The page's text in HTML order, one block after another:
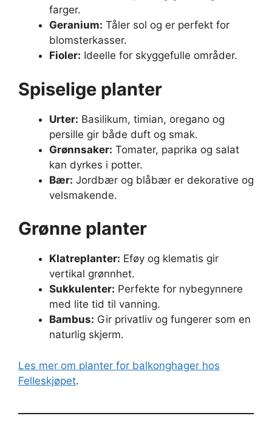
farger.
Geranium: Tåler sol og er perfekt for
blomsterkasser.
Fioler: Ideelle for skyggefulle områder.
Spiselige planter
Urter: Basilikum, timian, oregano og
persille gir både duft og smak.
Grønnsaker: Tomater, paprika og salat
kan dyrkes i potter.
Bær: Jordbær og blåbær er dekorative og
velsmakende.
Grønne planter
Klatreplanter: Eføy og klematis gir
vertikal grønnhet.
Sukkulenter: Perfekte for nybegynnere
med lite tid til vanning.
Bambus: Gir privatliv og fungerer som en
naturlig skjerm.
Les mer om planter for balkonghager hos
Felleskjøpet.